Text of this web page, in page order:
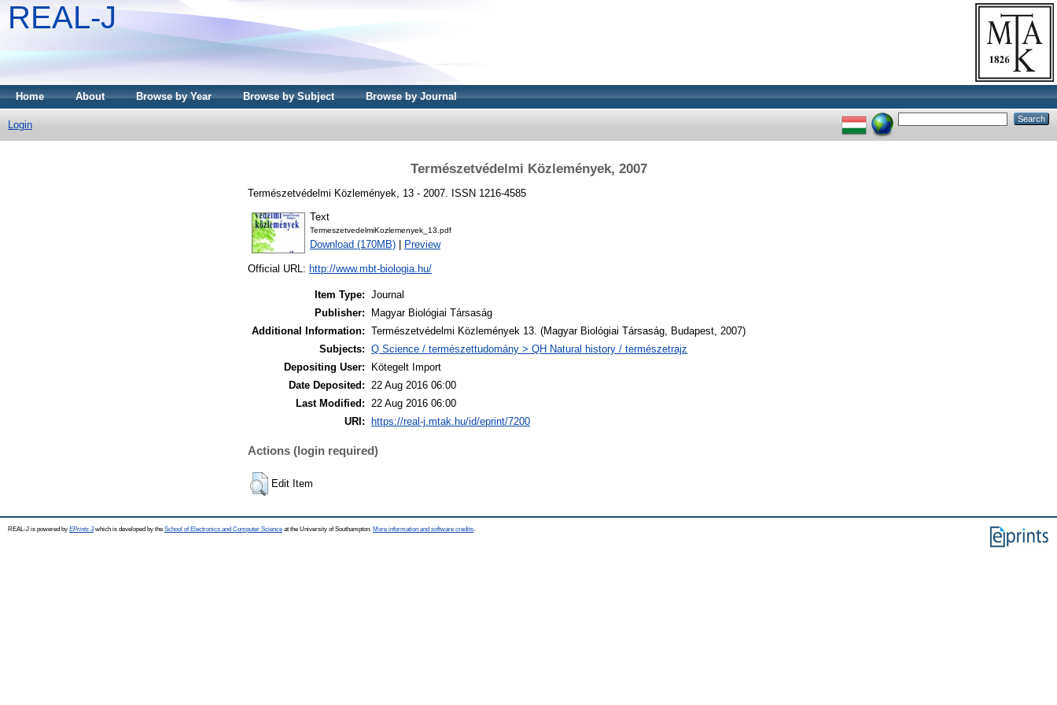
REAL-J
Home About Browse by Year Browse by Subject Browse by Journal
Login
Természetvédelmi Közlemények, 2007
Természetvédelmi Közlemények, 13 - 2007. ISSN 1216-4585
Text
TermeszetvedelmiKozlemenyek_13.pdf
Download (170MB) Preview
Official URL: http://www.mbt-biologia.hu/
Item Type: Journal
Publisher:
Magyar Biológiai Társaság
Additional Information: Természetvédelmi Közlemények 13. (Magyar Biológiai Társaság, Budapest, 2007)
Subjects: Q Science / természettudomány > QH Natural history / természetrajz
Depositing User:
Kötegelt Import
Date Deposited: 22 Aug 2016 06:00
Last Modified: 22 Aug 2016 06:00
URI:
https://real-j.mtak.hu/id/eprint/7200
Actions (login required)
Edit Item
REAL-J is powered by EPrints 3which is developed by the School of Electronics and Computer Science at the University of Southampton. More information and software credits